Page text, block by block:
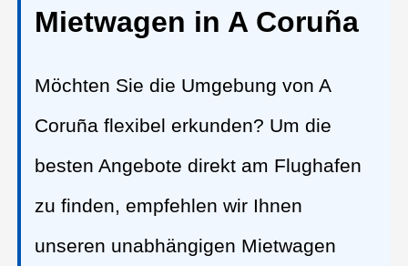
Mietwagen in A Coruña
Möchten Sie die Umgebung von A
Coruña flexibel erkunden? Um die
besten Angebote direkt am Flughafen
zu finden, empfehlen wir Ihnen
unseren unabhängigen Mietwagen